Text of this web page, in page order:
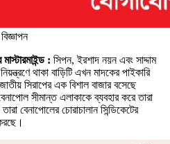
বিজ্ঞাপন
: সিপন, ইরশাদ নয়ন এবং সাদ্দাম
থাকা বাড়িটি এখন মাদকের পাইকারি
সিরাপের এক বিশাল বাজার বসেছে
সীমান্ত এলাকাকে ব্যবহার করে তারা
বেনাপোলের চোরাচালান সিন্ডিকেটের